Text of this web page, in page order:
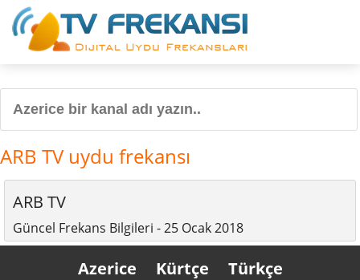
ARB TV uydu frekansı
ARB TV
Güncel Frekans Bilgileri - 25 Ocak 2018
Azerice Kürtçe Türkçe